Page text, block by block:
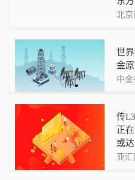
北京
世
金
中
传
正
或
亚汇